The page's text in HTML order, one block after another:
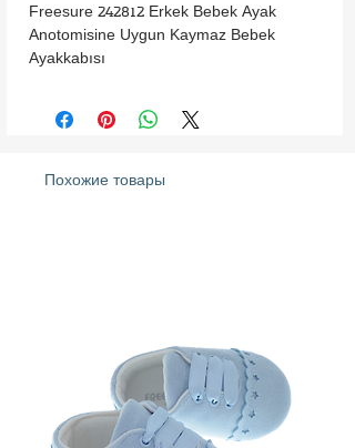
Freesure 242812 Erkek Bebek Ayak
Anotomisine Uygun Kaymaz Bebek
Ayakkabısı
Похожие товары